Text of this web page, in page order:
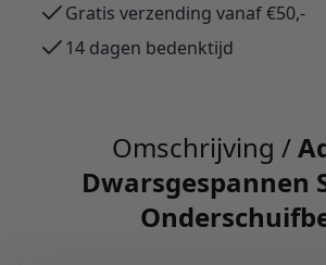
Gratis verzending vanaf €50,-
14 dagen bedenktijd
Omschrijving /
Dwarsgespannen